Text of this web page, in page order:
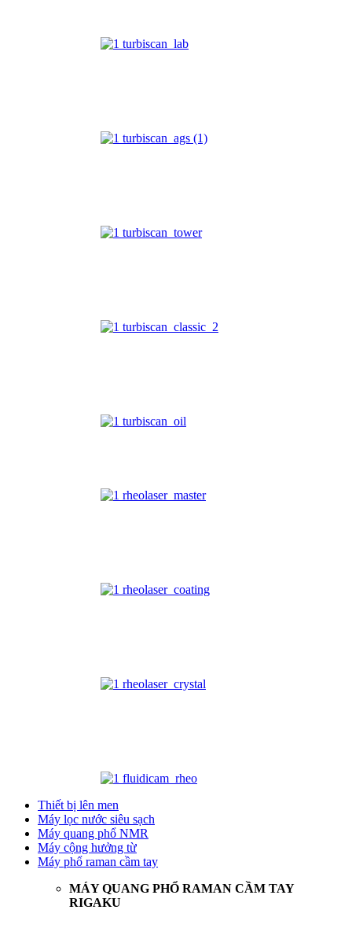
Thiết bị lên men
Máy lọc nước siêu sạch
Máy quang phổ NMR
Máy cộng hưởng từ
Máy phổ raman cầm tay
MÁY QUANG PHỔ RAMAN CẦM TAY
RIGAKU